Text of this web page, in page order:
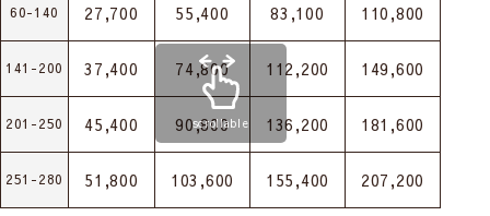
60-140 27,700 55,400 83,100 110,800
141-200 37,400 74,800 112,200 149,600
201-250 45,400 90,800 136,200 181,600
251-280 51,800 103,600 155,400 207,200
scrollable